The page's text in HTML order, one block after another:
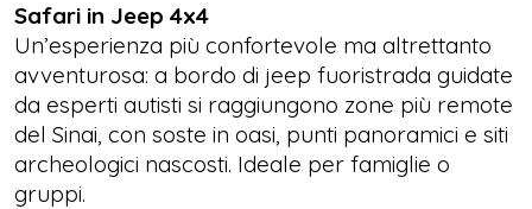
Safari in Jeep 4x4
Un’esperienza più confortevole ma altrettanto
avventurosa: a bordo di jeep fuoristrada guidate
da esperti autisti si raggiungono zone più remote
del Sinai, con soste in oasi, punti panoramici e siti
archeologici nascosti. Ideale per famiglie o
gruppi.